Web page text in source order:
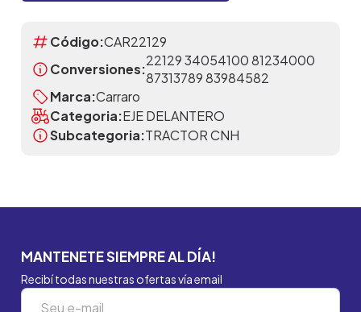
Código:CAR22129
Conversiones:
22129 34054100 81234000
87313789 83984582
Marca:Carraro
Categoria:EJE DELANTERO
Subcategoria:TRACTOR CNH
MANTENETE SIEMPRE AL DÍA!
Recibí todas nuestras ofertas vía email